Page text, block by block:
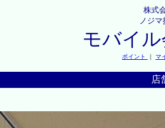
株式
ノジマ
モバイ
ポイント ｜ マ
店